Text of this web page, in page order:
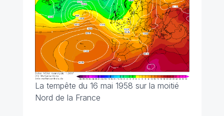
La tempête du 16 mai 1958 sur la moitié
Nord de la France